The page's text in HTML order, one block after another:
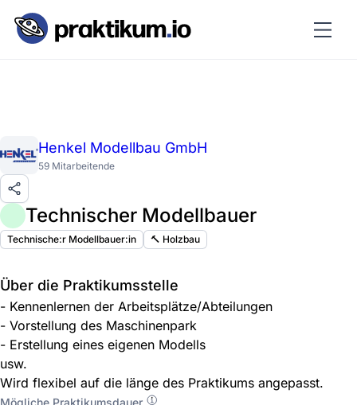
Henkel Modellbau GmbH
59 Mitarbeitende
Technischer Modellbauer
Technische:r Modellbauer:in 🔨 Holzbau
Über die Praktikumsstelle
- Kennenlernen der Arbeitsplätze/Abteilungen
- Vorstellung des Maschinenpark
- Erstellung eines eigenen Modells
usw.
Wird flexibel auf die länge des Praktikums angepasst.
Mögliche Praktikumsdauer